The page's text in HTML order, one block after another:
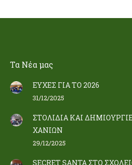
Τα Nέα μας
ΕΥΧΕΣ ΓΙΑ ΤΟ 2026
31/12/2025
ΣΤΟΛΙΔΙΑ ΚΑΙ
ΧΑΝΙΩΝ
29/12/2025
SECRET SANTA ΣΤΟ